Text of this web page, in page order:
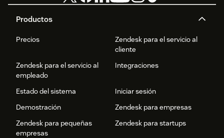
Productos
Precios
Zendesk para el servicio al
cliente
Zendesk para el servicio al
empleado
Integraciones
Estado del sistema
Iniciar sesión
Demostración
Zendesk para empresas
Zendesk para pequeñas
empresas
Zendesk para startups